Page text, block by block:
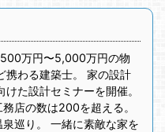
万円〜5,000万円の物
携わる建築士。 家の設計
た設計セミナーを開催。
店の数は200を超える。
巡り。 一緒に素敵な家を